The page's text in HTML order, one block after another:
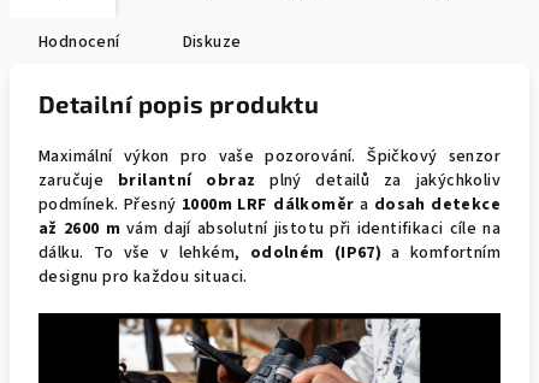
Hodnocení Diskuze
Detailní popis produktu
Maximální výkon pro vaše pozorování. Špičkový senzor
zaručuje brilantní obraz plný detailů za jakýchkoliv
podmínek. Přesný 1000m LRF dálkoměr a dosah detekce
až 2600 m vám dají absolutní jistotu při identifikaci cíle na
dálku. To vše v lehkém, odolném (IP67) a komfortním
designu pro každou situaci.